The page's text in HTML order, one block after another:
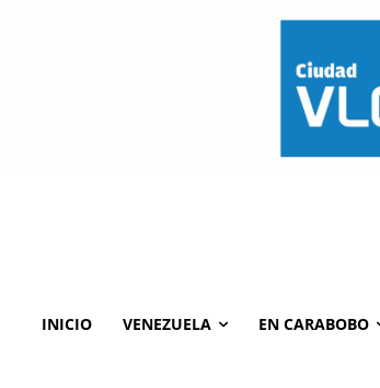
INICIO VENEZUELA EN CARABOBO